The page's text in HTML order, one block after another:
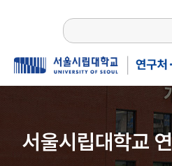
서울시립대학교